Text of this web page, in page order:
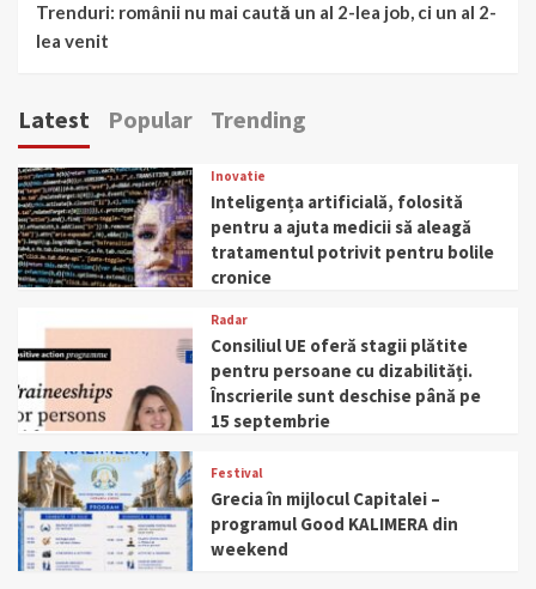
Trenduri: românii nu mai caută un al 2-lea job, ci un al 2-
lea venit
Latest Popular Trending
Inovatie
Inteligența artificială, folosită
pentru a ajuta medicii să aleagă
tratamentul potrivit pentru bolile
cronice
Radar
Consiliul UE oferă stagii plătite
pentru persoane cu dizabilități.
Înscrierile sunt deschise până pe
15 septembrie
Festival
Grecia în mijlocul Capitalei –
programul Good KALIMERA din
weekend